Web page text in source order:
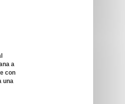
a
con
una